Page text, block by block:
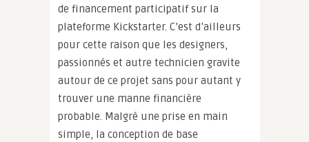
de financement participatif sur la
plateforme Kickstarter. C’est d’ailleurs
pour cette raison que les designers,
passionnés et autre technicien gravite
autour de ce projet sans pour autant y
trouver une manne financière
probable. Malgré une prise en main
simple, la conception de base